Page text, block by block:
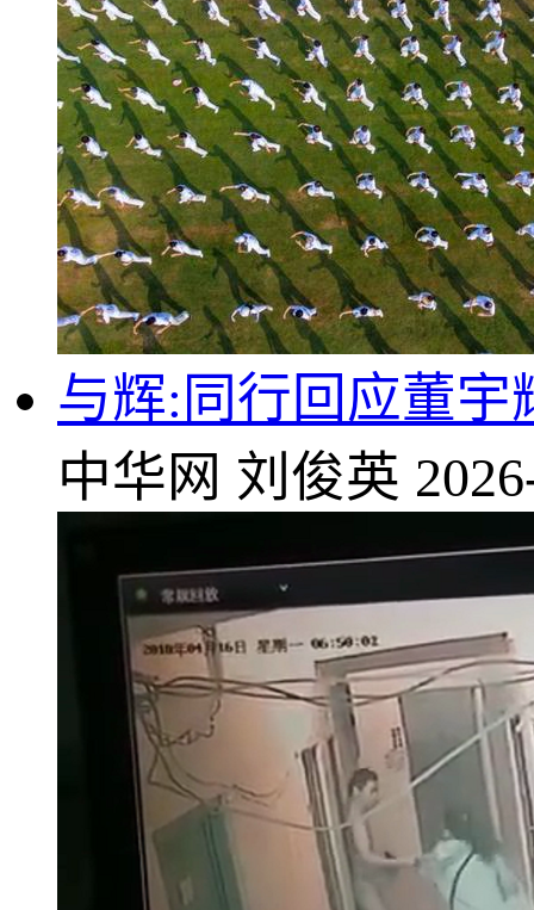
与辉:同行回应董
中华网 刘俊英